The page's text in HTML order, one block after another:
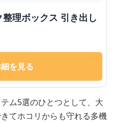
理ボックス 引き出し
を見る
ム5選のひとつとして、大
てホコリからも守れる多機